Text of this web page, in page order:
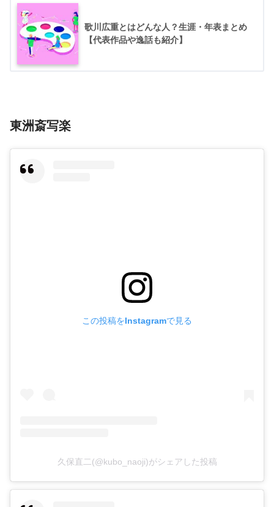
歌川広重とはどんな人？生涯・年表まとめ
【代表作品や逸話も紹介】
東洲斎写楽
この投稿をInstagramで見る
久保直二(@kubo_naoji)がシェアした投稿